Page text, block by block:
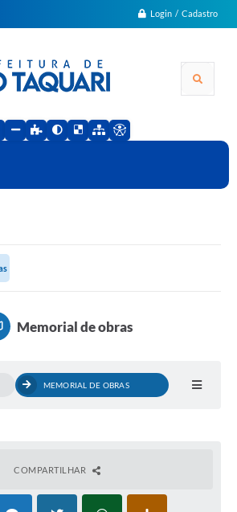
Login / Cadastro
Memorial de obras
MEMORIAL DE OBRAS
COMPARTILHAR